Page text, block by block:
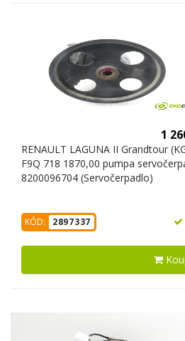
1
RENAULT LAGUNA II Grandtour
F9Q 718 1870,00 pumpa
8200096704 (Servočerpadlo)
KÓD: 2897337